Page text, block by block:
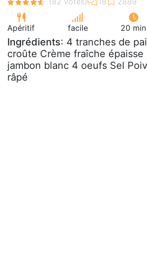
Apéritif facile 20 min
Ingrédients: 4 tranches de
croûte Crème fraîche épaisse
jambon blanc 4 oeufs Sel
râpé